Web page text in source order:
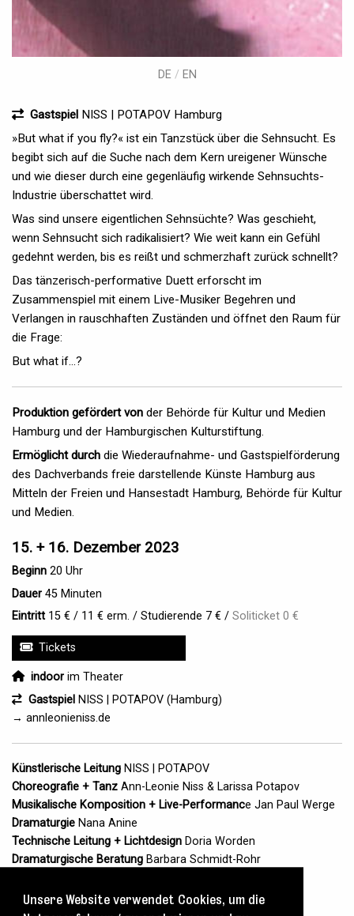
Unsere Website verwendet Cookies, um die
DE/ EN
Gastspiel NISS | POTAPOV Hamburg
»But what if you fly?« ist ein Tanzstück über die Sehnsucht. Es
begibt sich auf die Suche nach dem Kern ureigener Wünsche
und wie dieser durch eine gegenläufig wirkende Sehnsuchts-
Industrie überschattet wird.
Was sind unsere eigentlichen Sehnsüchte? Was geschieht,
wenn Sehnsucht sich radikalisiert? Wie weit kann ein Gefühl
gedehnt werden, bis es reißt und schmerzhaft zurück schnellt?
Das tänzerisch-performative Duett erforscht im
Zusammenspiel mit einem Live-Musiker Begehren und
Verlangen in rauschhaften Zuständen und öffnet den Raum für
die Frage:
But what if…?
Produktion gefördert von der Behörde für Kultur und Medien
Hamburg und der Hamburgischen Kulturstiftung.
Ermöglicht durch die Wiederaufnahme- und Gastspielförderung
des Dachverbands freie darstellende Künste Hamburg aus
Mitteln der Freien und Hansestadt Hamburg, Behörde für Kultur
und Medien.
15. + 16. Dezember 2023
Beginn 20 Uhr
Dauer 45 Minuten
Eintritt 15 € / 11 € erm. / Studierende 7 € / Soliticket 0 €
Tickets
indoor
indoor im Theater
Gastspiel
Gastspiel NISS | POTAPOV (Hamburg)
→ annleonieniss.de
Künstlerische Leitung NISS | POTAPOV
Choreografie + Tanz Ann-Leonie Niss & Larissa Potapov
Musikalische Komposition + Live-Performance Jan Paul Werge
Dramaturgie Nana Anine
Technische Leitung + Lichtdesign Doria Worden
Dramaturgische Beratung Barbara Schmidt-Rohr
Fotografie Steffen Baraniak